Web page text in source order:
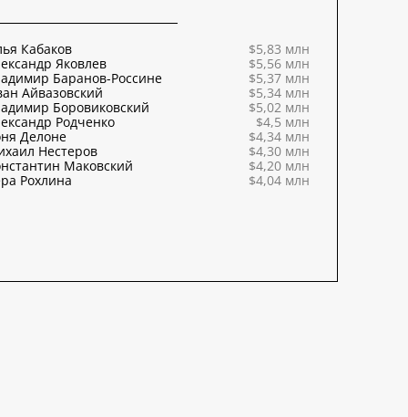
Кабаков
$5,83 млн
Яковлев
$5,56 млн
Баранов-Россине
$5,37 млн
Айвазовский
$5,34 млн
Боровиковский
$5,02 млн
Родченко
$4,5 млн
Делоне
$4,34 млн
Нестеров
$4,30 млн
Маковский
$4,20 млн
Рохлина
$4,04 млн